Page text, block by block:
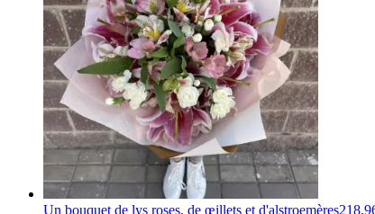
Un bouquet de lys roses, de œillets et d'alstroemères